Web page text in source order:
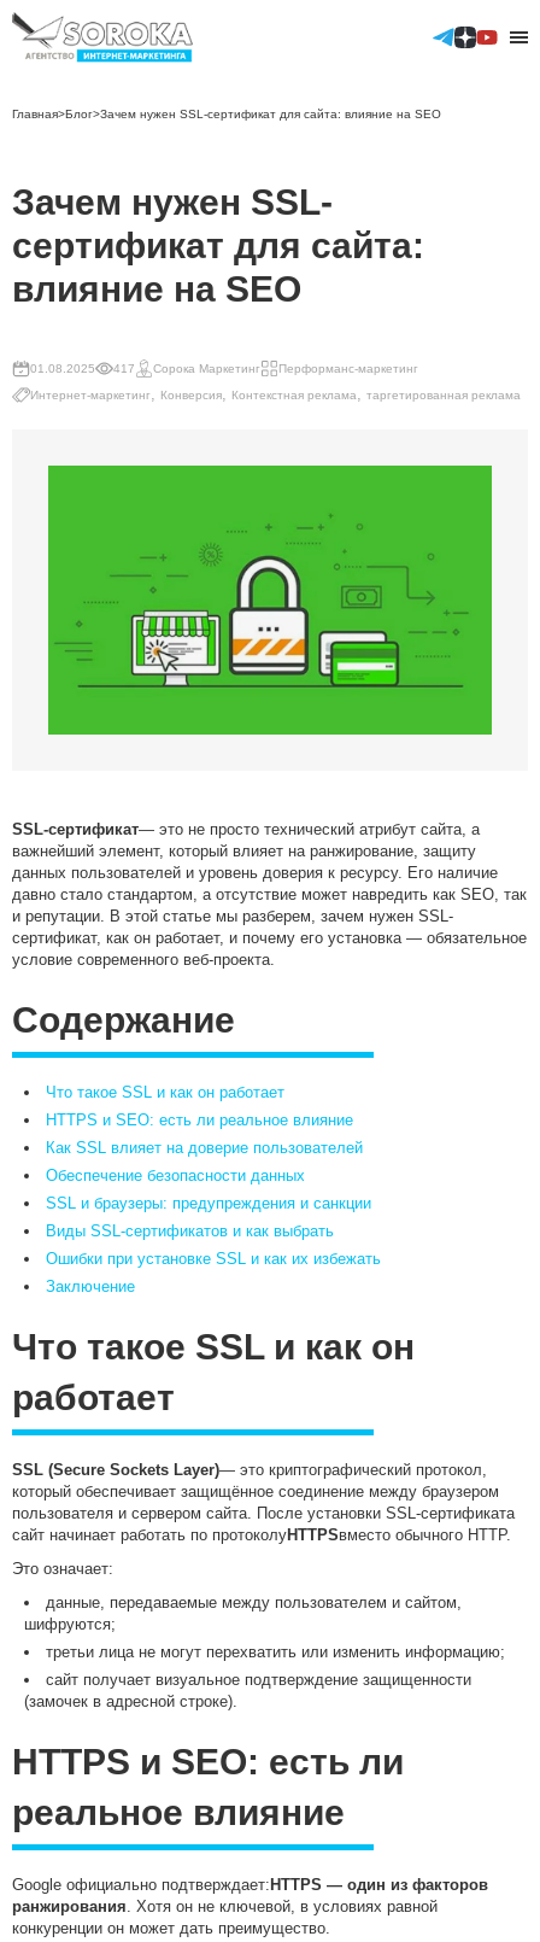
Аудит контекстной рекламы
Таргетированные размещения
Телеграм
ВКонтакте
GEO продвижение сайтов
SEO продвижение
Продвижение мобильных приложений (ASO)
Реклама мобильных приложений
Медийные размещения
Разработка Digital стратегии
Комплексная веб-аналитика
SMM продвижение
SERM — Управление репутацией в интернете
Продвижение на ПромоСтраницах Яндекс
Брендформанс-маркетинг
OLV‑реклама
DOOH‑реклама
Главная>Блог>Зачем нужен SSL-сертификат для сайта: влияние на SEO
Зачем нужен SSL-
сертификат для сайта:
влияние на SEO
01.08.2025 417 Сорока Маркетинг Перформанс-маркетинг
Интернет-маркетинг, Конверсия, Контекстная реклама, таргетированная реклама
SSL-сертификат— это не просто технический атрибут сайта, а
важнейший элемент, который влияет на ранжирование, защиту
данных пользователей и уровень доверия к ресурсу. Его наличие
давно стало стандартом, а отсутствие может навредить как SEO, так
и репутации. В этой статье мы разберем, зачем нужен SSL-
сертификат, как он работает, и почему его установка — обязательное
условие современного веб-проекта.
Содержание
Что такое SSL и как он работает
HTTPS и SEO: есть ли реальное влияние
Как SSL влияет на доверие пользователей
Обеспечение безопасности данных
SSL и браузеры: предупреждения и санкции
Виды SSL-сертификатов и как выбрать
Ошибки при установке SSL и как их избежать
Заключение
Что такое SSL и как он
работает
SSL (Secure Sockets Layer)— это криптографический протокол,
который обеспечивает защищённое соединение между браузером
пользователя и сервером сайта. После установки SSL-сертификата
сайт начинает работать по протоколуHTTPSвместо обычного HTTP.
Это означает:
данные, передаваемые между пользователем и сайтом,
шифруются;
третьи лица не могут перехватить или изменить информацию;
сайт получает визуальное подтверждение защищенности
(замочек в адресной строке).
HTTPS и SEO: есть ли
реальное влияние
Google официально подтверждает: HTTPS — один из факторов
ранжирования. Хотя он не ключевой, в условиях равной
конкуренции он может дать преимущество.